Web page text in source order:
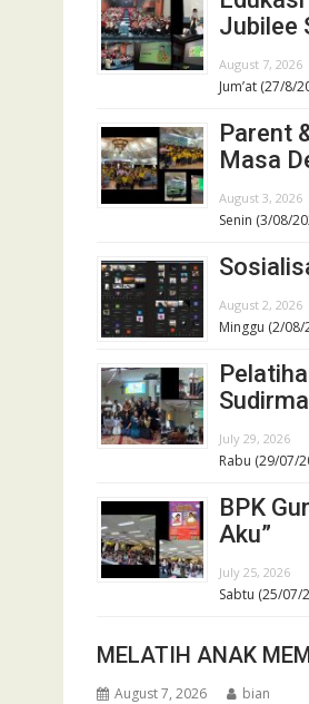
Jubilee
August 7, 2026
Jum’at (27/8/
Parent
Masa
August 3, 2026
Senin (3/08/
August 2, 2026
Minggu (2/
July 29, 2026
Rabu (29/07/
BPK
Aku”
July 25, 2026
Sabtu (25/07/
MELATIH ANAK
August 7, 2026 bian